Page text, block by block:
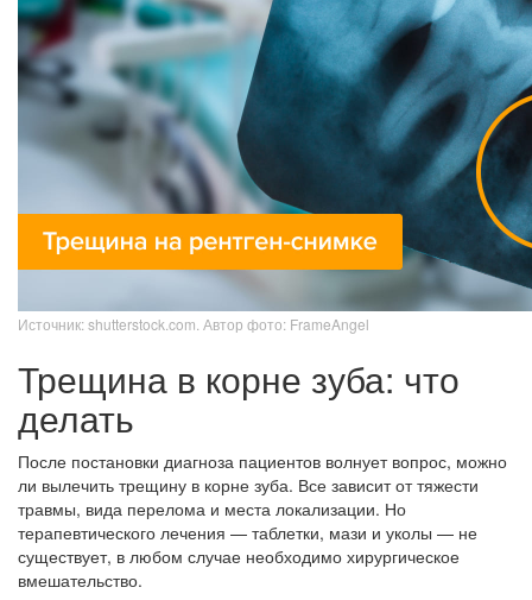
Источник: shutterstock.com. Автор фото: FrameAngel
Трещина в корне зуба: что
делать
После постановки диагноза пациентов волнует вопрос, можно
ли вылечить трещину в корне зуба. Все зависит от тяжести
травмы, вида перелома и места локализации. Но
терапевтического лечения — таблетки, мази и уколы — не
существует, в любом случае необходимо хирургическое
вмешательство.